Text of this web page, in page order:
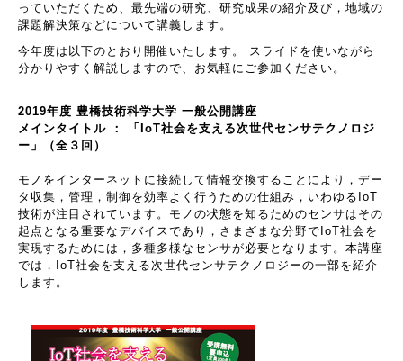
っていただくため、最先端の研究、研究成果の紹介及び，地域の
課題解決策などについて講義します。
今年度は以下のとおり開催いたします。 スライドを使いながら
分かりやすく解説しますので、お気軽にご参加ください。
2019年度 豊橋技術科学大学 一般公開講座
メインタイトル ： 「IoT社会を支える次世代センサテクノロジ
ー」
（全３回）
モノをインターネットに接続して情報交換することにより，デー
タ収集，管理，制御を効率よく行うための仕組み，いわゆるIoT
技術が注目されています。モノの状態を知るためのセンサはその
起点となる重要なデバイスであり，さまざまな分野でIoT社会を
実現するためには，多種多様なセンサが必要となります。本講座
では，IoT社会を支える次世代センサテクノロジーの一部を紹介
します。